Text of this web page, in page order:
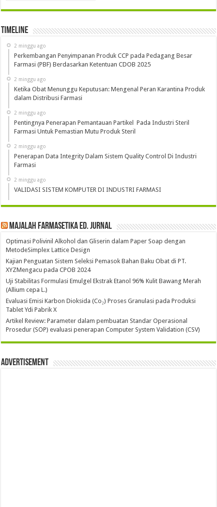
Timeline
2 minggu ago
Perkembangan Penyimpanan Produk CCP pada Pedagang Besar
Farmasi (PBF) Berdasarkan Ketentuan CDOB 2025
2 minggu ago
Ketika Obat Menunggu Keputusan: Mengenal Peran Karantina Produk
dalam Distribusi Farmasi
2 minggu ago
Pentingnya Penerapan Pemantauan Partikel Pada Industri Steril
Farmasi Untuk Pemastian Mutu Produk Steril
2 minggu ago
Penerapan Data Integrity Dalam Sistem Quality Control Di Industri
Farmasi
2 minggu ago
VALIDASI SISTEM KOMPUTER DI INDUSTRI FARMASI
Majalah Farmasetika Ed. Jurnal
Optimasi Polivinil Alkohol dan Gliserin dalam Paper Soap dengan
MetodeSimplex Lattice Design
Kajian Penguatan Sistem Seleksi Pemasok Bahan Baku Obat di PT.
XYZMengacu pada CPOB 2024
Uji Stabilitas Formulasi Emulgel Ekstrak Etanol 96% Kulit Bawang Merah
(Allium cepa L.)
Evaluasi Emisi Karbon Dioksida (Co₂) Proses Granulasi pada Produksi
Tablet Ydi Pabrik X
Artikel Review: Parameter dalam pembuatan Standar Operasional
Prosedur (SOP) evaluasi penerapan Computer System Validation (CSV)
Advertisement